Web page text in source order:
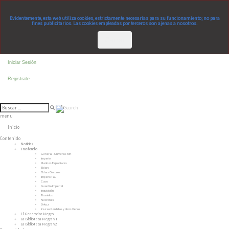
Evidentemente, esta web utiliza cookies, estrictamente necesarias para su funcionamiento; no para
fines publicitarios. Las cookies empleadas por terceros son ajenas a nosotros.
Iniciar Sesión
Registrate
menu
Inicio
Contenido
Noticias
Trasfondo
General - Universo 40K
Imperio
Marines Espaciales
Eldars
Eldars Oscuros
Imperio Tau
Caos
Guardia Imperial
Inquisición
Tiranidos
Necrones
Orkoz
Razas Perdidas y otros Xenos
El Generador Negro
La Biblioteca Negra V1
La Biblioteca Negra V2